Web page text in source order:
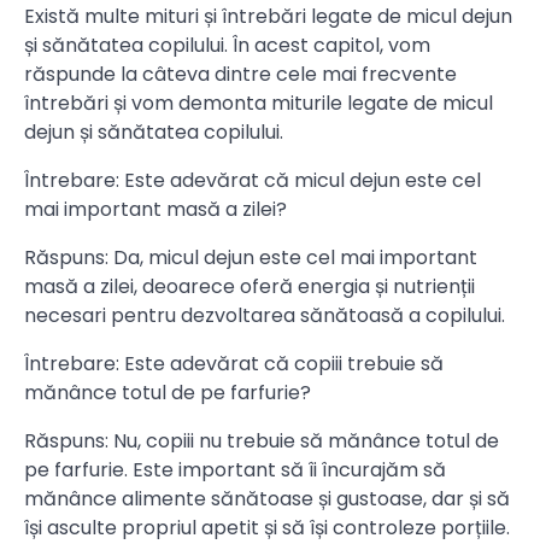
Există multe mituri și întrebări legate de micul dejun
și sănătatea copilului. În acest capitol, vom
răspunde la câteva dintre cele mai frecvente
întrebări și vom demonta miturile legate de micul
dejun și sănătatea copilului.
Întrebare: Este adevărat că micul dejun este cel
mai important masă a zilei?
Răspuns: Da, micul dejun este cel mai important
masă a zilei, deoarece oferă energia și nutrienții
necesari pentru dezvoltarea sănătoasă a copilului.
Întrebare: Este adevărat că copiii trebuie să
mănânce totul de pe farfurie?
Răspuns: Nu, copiii nu trebuie să mănânce totul de
pe farfurie. Este important să îi încurajăm să
mănânce alimente sănătoase și gustoase, dar și să
își asculte propriul apetit și să își controleze porțiile.